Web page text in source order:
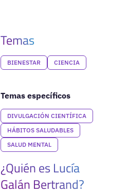
Temas
BIENESTAR CIENCIA
Temas específicos
DIVULGACIÓN CIENTÍFICA
HÁBITOS SALUDABLES
SALUD MENTAL
¿Quién es Lucía
Galán Bertrand?